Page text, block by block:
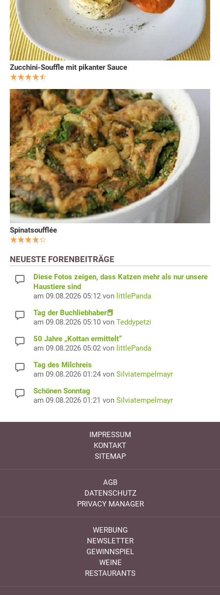
Zucchini-Souffle mit pikanter Sauce
Spinatsoufflée
NEUESTE FORENBEITRÄGE
Diese Fotos zeigen, dass Katzen mehr als nur unsere
Haustiere sind
am 09.08.2026 05:12 von littlePanda
Tag der Buchliebhaber📕
am 09.08.2026 05:10 von Teddypetzi
50 Jahre „Kottan ermittelt“
am 09.08.2026 05:02 von littlePanda
Tag des Milchreis
am 09.08.2026 01:24 von Silviatempelmayr
Schönen Sonntag
am 09.08.2026 01:21 von Silviatempelmayr
IMPRESSUM
KONTAKT
SITEMAP
AGB
DATENSCHUTZ
PRIVACY MANAGER
WERBUNG
NEWSLETTER
GEWINNSPIEL
WEINE
RESTAURANTS